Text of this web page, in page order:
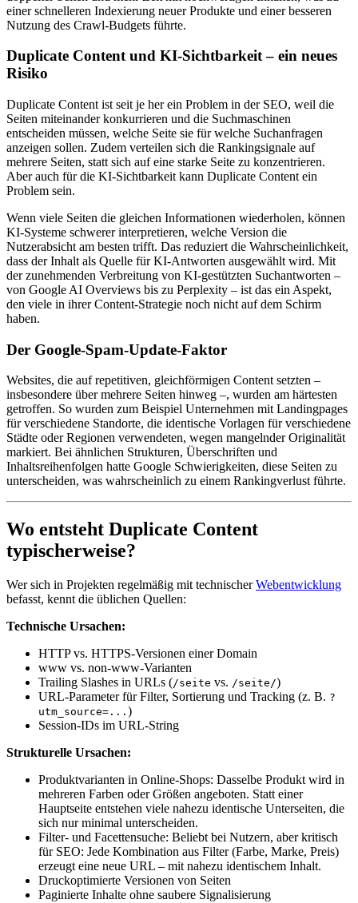
einer schnelleren Indexierung neuer Produkte und einer besseren
Nutzung des Crawl-Budgets führte.
Duplicate Content und KI-Sichtbarkeit – ein neues
Risiko
Duplicate Content ist seit je her ein Problem in der SEO, weil die
Seiten miteinander konkurrieren und die Suchmaschinen
entscheiden müssen, welche Seite sie für welche Suchanfragen
anzeigen sollen. Zudem verteilen sich die Rankingsignale auf
mehrere Seiten, statt sich auf eine starke Seite zu konzentrieren.
Aber auch für die KI-Sichtbarkeit kann Duplicate Content ein
Problem sein.
Wenn viele Seiten die gleichen Informationen wiederholen, können
KI-Systeme schwerer interpretieren, welche Version die
Nutzerabsicht am besten trifft. Das reduziert die Wahrscheinlichkeit,
dass der Inhalt als Quelle für KI-Antworten ausgewählt wird. Mit
der zunehmenden Verbreitung von KI-gestützten Suchantworten –
von Google AI Overviews bis zu Perplexity – ist das ein Aspekt,
den viele in ihrer Content-Strategie noch nicht auf dem Schirm
haben.
Der Google-Spam-Update-Faktor
Websites, die auf repetitiven, gleichförmigen Content setzten –
insbesondere über mehrere Seiten hinweg –, wurden am härtesten
getroffen. So wurden zum Beispiel Unternehmen mit Landingpages
für verschiedene Standorte, die identische Vorlagen für verschiedene
Städte oder Regionen verwendeten, wegen mangelnder Originalität
markiert. Bei ähnlichen Strukturen, Überschriften und
Inhaltsreihenfolgen hatte Google Schwierigkeiten, diese Seiten zu
unterscheiden, was wahrscheinlich zu einem Rankingverlust führte.
Wo entsteht Duplicate Content
typischerweise?
Wer sich in Projekten regelmäßig mit technischerWebentwicklung
befasst, kennt die üblichen Quellen:
Technische Ursachen:
HTTP vs. HTTPS-Versionen einer Domain
www vs. non-www-Varianten
Trailing Slashes in URLs (/seite vs. /seite/)
URL-Parameter für Filter, Sortierung und Tracking (z. B. ?
utm_source=... )
Session-IDs im URL-String
Strukturelle Ursachen:
Produktvarianten in Online-Shops: Dasselbe Produkt wird in
mehreren Farben oder Größen angeboten. Statt einer
Hauptseite entstehen viele nahezu identische Unterseiten, die
sich nur minimal unterscheiden.
Filter- und Facettensuche: Beliebt bei Nutzern, aber kritisch
für SEO: Jede Kombination aus Filter (Farbe, Marke, Preis)
erzeugt eine neue URL – mit nahezu identischem Inhalt.
Druckoptimierte Versionen von Seiten
Paginierte Inhalte ohne saubere Signalisierung